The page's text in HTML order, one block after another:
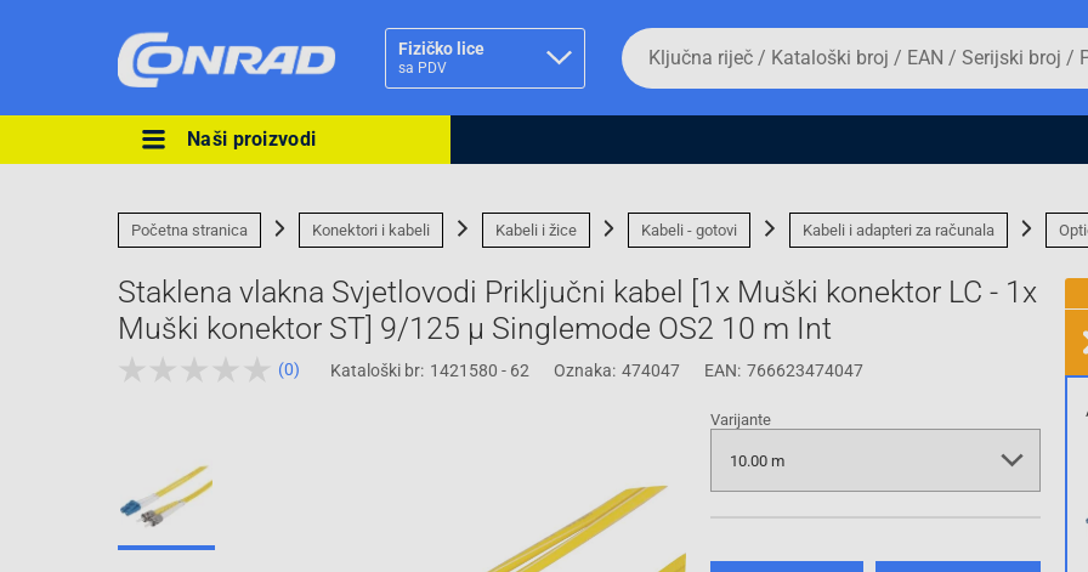
Fizičko lice
sa PDV
Ova postavka prilagođava asortiman proizvoda i
Pravno lice Fizičko lice
Da
biste
potražili
proizvod,
broj,
EAN
serijski
broj
Naši proizvodi
Početna stranica Konektori i kabeli Kabeli i žice Kabeli - gotovi Kabeli i adapteri za računala
Staklena vlakna Svjetlovodi Priključni kabel [1x Muški konektor LC - 1x
Muški konektor ST] 9/125 µ Singlemode OS2 10 m Int
(0) Kataloški br: 1421580 - 62 Oznaka: 474047 EAN: 766623474047
Varijante